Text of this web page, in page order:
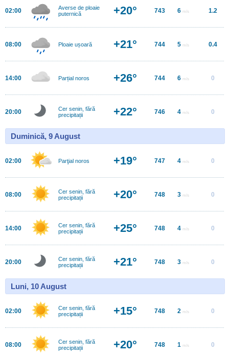
02:00
Averse de ploaie
puternică
+20° 743 6 m/s 1.2
08:00 Ploaie ușoară +21° 744 5 m/s 0.4
14:00 Parțial noros +26° 744 6 m/s 0
20:00
Cer senin, fără
precipitații
+22° 746 4 m/s 0
Duminică, 9 August
02:00 Parţial noros +19° 747 4 m/s 0
08:00
Cer senin, fără
precipitații
+20° 748 3 m/s 0
14:00
Cer senin, fără
precipitații
+25° 748 4 m/s 0
20:00
Cer senin, fără
precipitații
+21° 748 3 m/s 0
Luni, 10 August
02:00
Cer senin, fără
precipitații
+15° 748 2 m/s 0
08:00
Cer senin, fără
precipitații
+20° 748 1 m/s 0